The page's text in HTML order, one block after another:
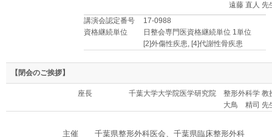
遠藤 直人 先
講演会認定番号
17-0988
資格継続単位
日整会専門医資格継続単位 1単位
[2]外傷性疾患, [4]代謝性骨疾患
【閉会のご挨拶】
座長
千葉大学大学院医学研究院 整形外科学 教
大鳥 精司 先
主催 千葉県整形外科医会、千葉県臨床整形外科